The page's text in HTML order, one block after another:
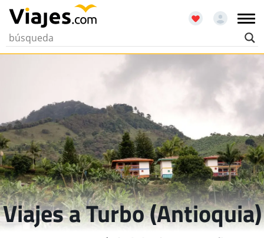
Viajes a Turbo (Antioquia)